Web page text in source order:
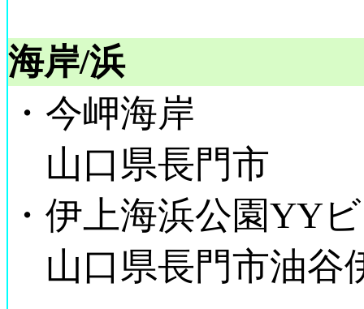
海岸/浜
・今岬海岸
山口県長門市
・伊上海浜公園YY
山口県長門市油谷